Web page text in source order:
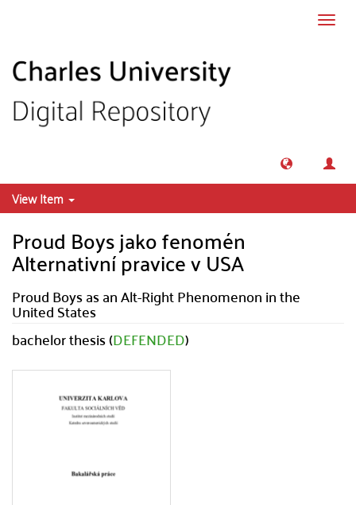
View Item
Proud Boys jako fenomén
Alternativní pravice v USA
Proud Boys as an Alt-Right Phenomenon in the
United States
bachelor thesis (DEFENDED)